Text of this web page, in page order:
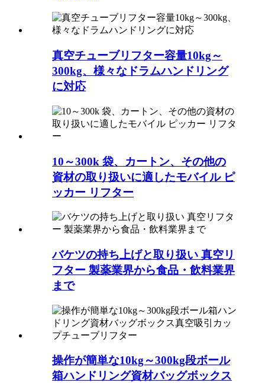
真空チューブリフター容量10kg～
300kg、様々なドラムハンドリング
に対応
10～300k 袋、カートン、その他の
資材の取り扱いに適したモバイル ピ
ッカー リフター
バケツの持ち上げと取り扱い 真空リ
フター 製薬業界から食品・飲料業界
まで
操作が簡単な10kg～300kg段ボール
箱ハンドリング資材バッグボックス